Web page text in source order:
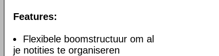
Features:
Flexibele boomstructuur om al
je notities te organiseren